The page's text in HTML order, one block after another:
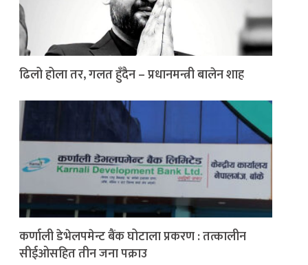
ढिलो होला तर, गलत हुँदैन – प्रधानमन्त्री बालेन शाह
कर्णाली डेभेलपमेन्ट बैंक घोटाला प्रकरण : तत्कालीन
सीईओसहित तीन जना पक्राउ